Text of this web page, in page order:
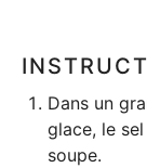
Dans un
glace, le
soupe.